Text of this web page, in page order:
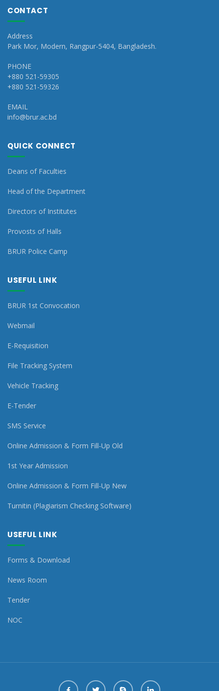
CONTACT
Address
Park Mor, Modern, Rangpur-5404, Bangladesh.
PHONE
+880 521-59305
+880 521-59326
EMAIL
info@brur.ac.bd
QUICK CONNECT
Deans of Faculties
Head of the Department
Directors of Institutes
Provosts of Halls
BRUR Police Camp
USEFUL LINK
BRUR 1st Convocation
Webmail
E-Requisition
File Tracking System
Vehicle Tracking
E-Tender
SMS Service
Online Admission & Form Fill-Up Old
1st Year Admission
Online Admission & Form Fill-Up New
Turnitin (Plagiarism Checking Software)
USEFUL LINK
Forms & Download
News Room
Tender
NOC